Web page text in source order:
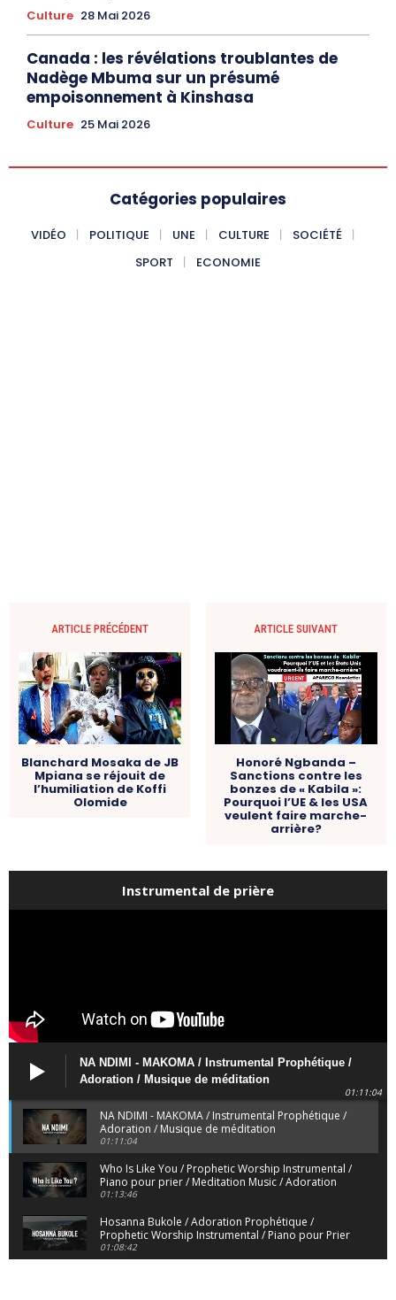
Culture 28 Mai 2026
Canada : les révélations troublantes de
Nadège Mbuma sur un présumé
empoisonnement à Kinshasa
Culture 25 Mai 2026
Catégories populaires
VIDÉO POLITIQUE UNE CULTURE
SOCIÉTÉ
SPORT
ECONOMIE
ARTICLE PRÉCÉDENT
Blanchard Mosaka de JB
Mpiana se réjouit de
l’humiliation de Koffi
Olomide
ARTICLE SUIVANT
Honoré Ngbanda –
Sanctions contre les
bonzes de « Kabila »:
Pourquoi l’UE & les USA
veulent faire marche-
arrière?
Instrumental de prière
NA NDIMI - MAKOMA / Instrumental Prophétique /
Adoration / Musique de méditation
01:11:04
NA NDIMI - MAKOMA / Instrumental Prophétique /
Adoration / Musique de méditation
01:11:04
Who Is Like You / Prophetic Worship Instrumental /
Piano pour prier / Meditation Music / Adoration
01:13:46
Hosanna Bukole / Adoration Prophétique /
Prophetic Worship Instrumental / Piano pour Prier
01:08:42